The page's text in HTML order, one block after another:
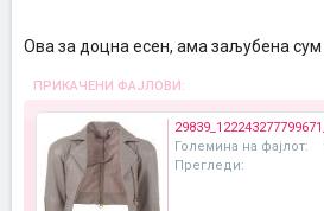
Ова за доцна есен, ама заљубена сум
ПРИКАЧЕНИ ФАЈЛОВИ:
Големина на фајлот:
Прегледи: